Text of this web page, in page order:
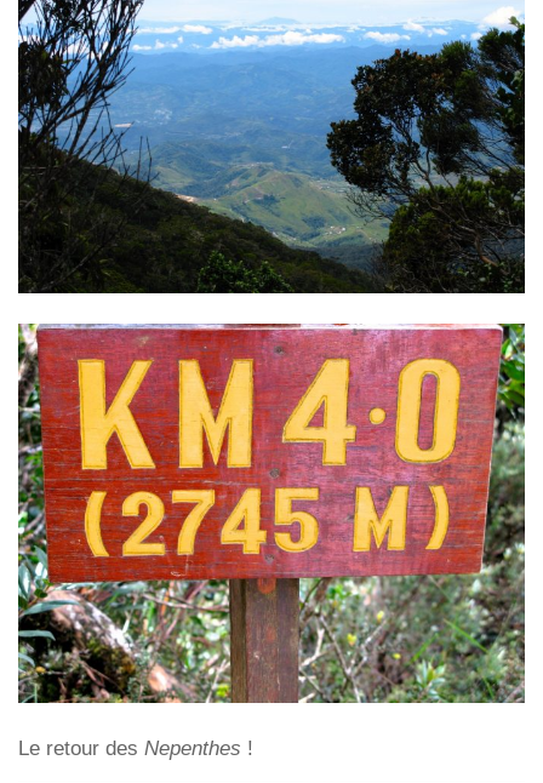
Le retour des Nepenthes !